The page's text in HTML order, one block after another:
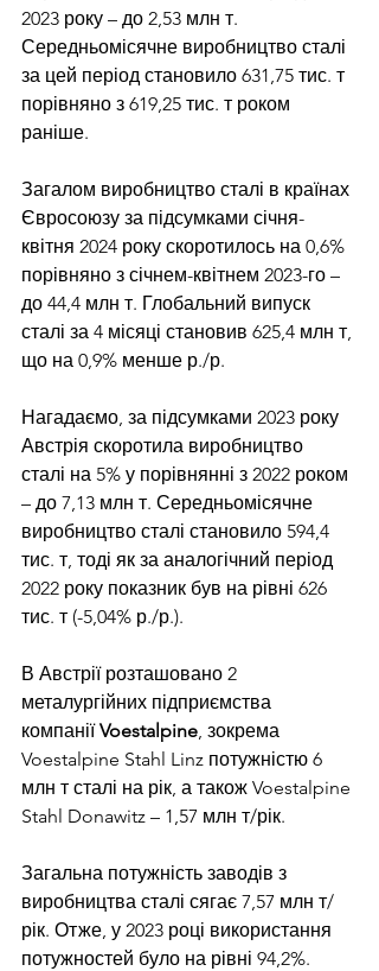
2023 року – до 2,53 млн т.
Середньомісячне виробництво сталі
за цей період становило 631,75 тис. т
порівняно з 619,25 тис. т роком
раніше.
Загалом виробництво сталі в країнах
Євросоюзу за підсумками січня-
квітня 2024 року скоротилось на 0,6%
порівняно з січнем-квітнем 2023-го –
до 44,4 млн т. Глобальний випуск
сталі за 4 місяці становив 625,4 млн т,
що на 0,9% менше р./р.
Нагадаємо, за підсумками 2023 року
Австрія скоротила виробництво
сталі на 5% у порівнянні з 2022 роком
– до 7,13 млн т. Середньомісячне
виробництво сталі становило 594,4
тис. т, тоді як за аналогічний період
2022 року показник був на рівні 626
тис. т (-5,04% р./р.).
В Австрії розташовано 2
металургійних підприємства
компанії Voestalpine, зокрема
Voestalpine Stahl Linz потужністю 6
млн т сталі на рік, а також Voestalpine
Stahl Donawitz – 1,57 млн т/рік.
Загальна потужність заводів з
виробництва сталі сягає 7,57 млн т/
рік. Отже, у 2023 році використання
потужностей було на рівні 94,2%.